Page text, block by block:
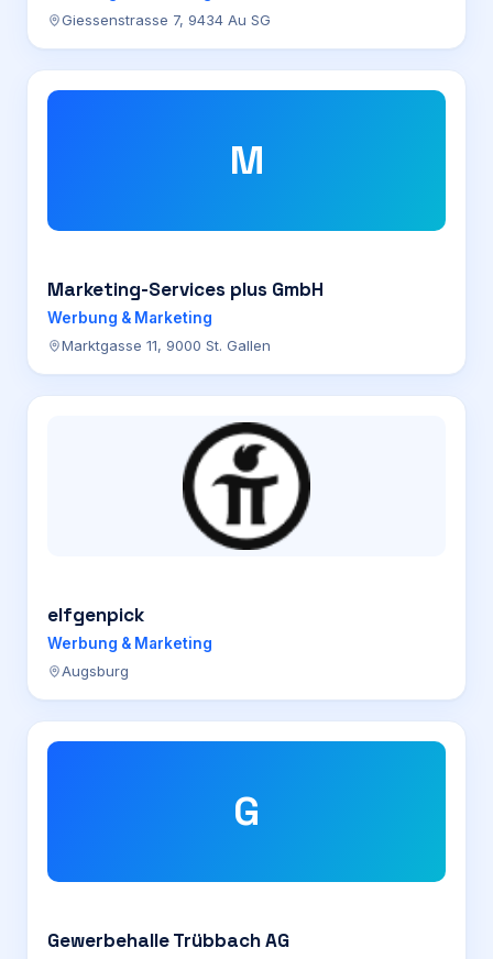
Giessenstrasse 7, 9434 Au SG
M
Marketing-Services plus GmbH
Werbung & Marketing
Marktgasse 11, 9000 St. Gallen
elfgenpick
Werbung & Marketing
Augsburg
G
Gewerbehalle Trübbach AG